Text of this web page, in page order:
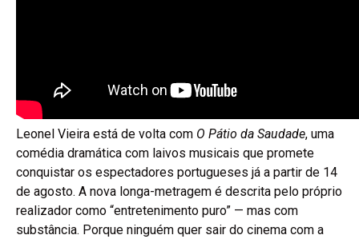
Leonel Vieira está de volta com O Pátio da Saudade, uma
comédia dramática com laivos musicais que promete
conquistar os espectadores portugueses já a partir de 14
de agosto. A nova longa-metragem é descrita pelo próprio
realizador como “entretenimento puro” — mas com
substância. Porque ninguém quer sair do cinema com a